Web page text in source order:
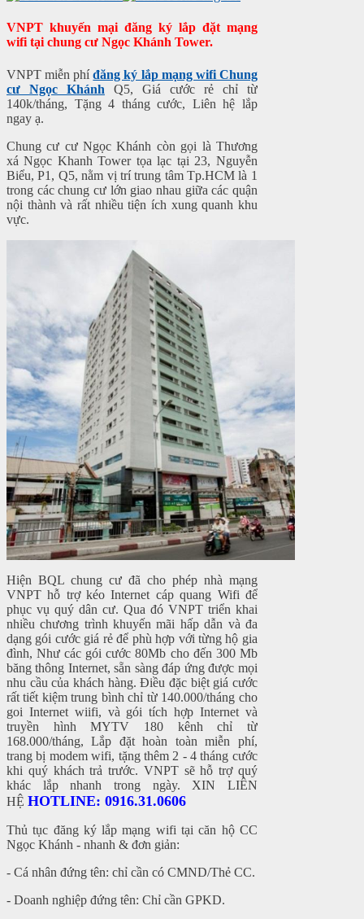
VNPT khuyến mại đăng ký lắp đặt mạng
wifi tại chung cư Ngọc Khánh Tower.
VNPT miễn phíđăng ký lắp mạng wifi Chung
cư Ngọc Khánh Q5, Giá cước rẻ chỉ từ
140k/tháng, Tặng 4 tháng cước, Liên hệ lắp
ngay ạ.
Chung cư cư Ngọc Khánh còn gọi là Thương
xá Ngọc Khanh Tower tọa lạc tại 23, Nguyễn
Biểu, P1, Q5, nằm vị trí trung tâm Tp.HCM là 1
trong các chung cư lớn giao nhau giữa các quận
nội thành và rất nhiều tiện ích xung quanh khu
vực.
Hiện BQL chung cư đã cho phép nhà mạng
VNPT hỗ trợ kéo Internet cáp quang Wifi để
phục vụ quý dân cư. Qua đó VNPT triển khai
nhiều chương trình khuyến mãi hấp dẫn và đa
dạng gói cước giá rẻ để phù hợp với từng hộ gia
đình, Như các gói cước 80Mb cho đến 300 Mb
băng thông Internet, sẵn sàng đáp ứng được mọi
nhu cầu của khách hàng. Điều đặc biệt giá cước
rất tiết kiệm trung bình chỉ từ 140.000/tháng cho
goi Internet wiifi, và gói tích hợp Internet và
truyền hình MYTV 180 kênh chỉ từ
168.000/tháng, Lắp đặt hoàn toàn miễn phí,
trang bị modem wifi, tặng thêm 2 - 4 tháng cước
khi quý khách trả trước. VNPT sẽ hỗ trợ quý
khác lắp nhanh trong ngày. XIN LIÊN
HỆ HOTLINE: 0916.31.0606
Thủ tục đăng ký lắp mạng wifi tại căn hộ CC
Ngọc Khánh - nhanh & đơn giản:
- Cá nhân đứng tên: chỉ cần có CMND/Thẻ CC.
- Doanh nghiệp đứng tên: Chỉ cần GPKD.